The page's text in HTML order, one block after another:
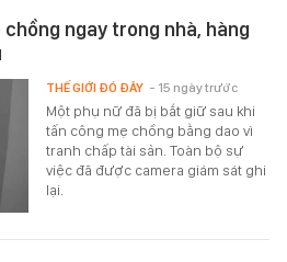
ngay trong nhà, hàng
Một phụ nữ đã bị bắt giữ sau khi
tấn công mẹ chồng bằng dao vì
tranh chấp tài sản. Toàn bộ sự
việc đã được camera giám sát ghi
lại.
THẾ GIỚI ĐÓ ĐÂY - 15 ngày trước